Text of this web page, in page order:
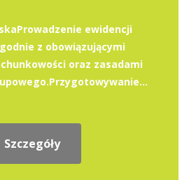
ewidencji
z obowiązującymi
oraz zasadami
Szczegóły